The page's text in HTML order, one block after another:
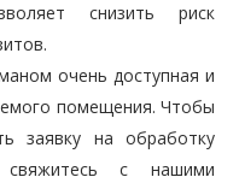
снизить риск
очень доступная и
помещения. Чтобы
заявку на обработку
с нашими